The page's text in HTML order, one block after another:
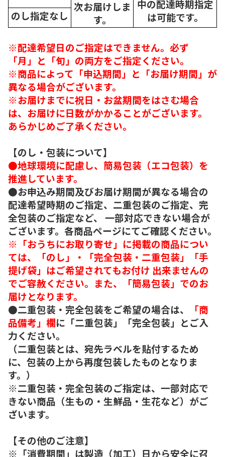
中の配達時期指定
は可能です。
次お届けしま
す。
のし指定なし
※配達希望日のご指定はできません。必ず
「月」と「旬」の両方をご指定ください。
※商品によって「申込期間」と「お届け期間」が
異なる場合がございます。
※お届けまでに祝日・お盆期間をはさむ場合
は、お届けに日数がかかることがございます。
あらかじめご了承ください。
【のし・包装について】
●地球環境に配慮し、簡易包装（エコ包装）を
推進しています。
●お申込み期間及びお届け期間が異なる場合の
配達希望時期のご指定、二重包装のご指定、完
全包装のご指定など、 一部対応できない場合が
ございます。各商品ページにてご確認ください。
※「おうちにお取り寄せ」に掲載の商品につい
ては、「のし」・「完全包装・二重包装」「手
提げ袋」はご希望されてもお付け 出来ませんの
でご容赦ください。また、「簡易包装」でのお
届けとなります。
●二重包装・完全包装をご希望の場合は、
「商
品備考」欄に「二重包装」「完全包装」とご入
力ください。
（二重包装とは、宛先ラベルを貼付するため
に、包装の上から再度包装したものとなりま
す。）
※二重包装・完全包装のご指定は、一部対応で
きない商品（生もの・生鮮品・生花など）がご
ざいます。
【その他のご注意】
※「消費期間」は製造（加工）日から安全に召